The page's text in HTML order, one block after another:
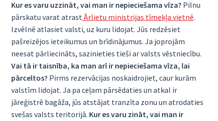
Kur es varu uzzināt, vai man ir nepieciešama vīza? Pilnu
pārskatu varat atrastĀrlietu ministrijas tīmekļa vietnē.
Izvēlnē atlasiet valsti, uz kuru lidojat. Jūs redzēsiet
pašreizējos ieteikumus un brīdinājumus. Ja joprojām
neesat pārliecināts, sazinieties tieši ar valsts vēstniecību.
Vai tā ir taisnība, ka man arī ir nepieciešama vīza, lai
pārceltos? Pirms rezervācijas noskaidrojiet, caur kurām
valstīm lidojat. Ja pa ceļam pārsēdaties un atkal ir
jāreģistrē bagāža, jūs atstājat tranzīta zonu un atrodaties
svešas valsts teritorijā. Kur es varu zināt, vai man ir